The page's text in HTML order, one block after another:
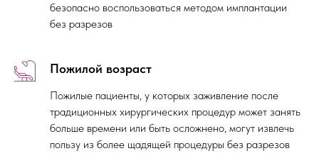
безопасно воспользоваться методом имплантации
без разрезов
Пожилой возраст
Пожилые пациенты, у которых заживление после
традиционных хирургических процедур может занять
больше времени или быть осложнено, могут извлечь
пользу из более щадящей процедуры без разрезов